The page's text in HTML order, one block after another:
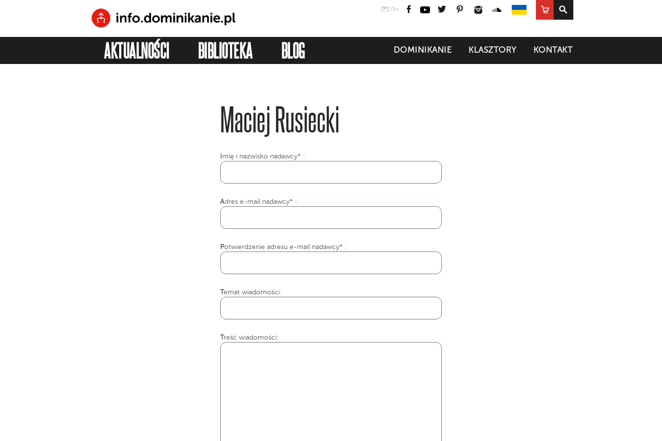
PocztaLogowanie
Facebook
YouTubeTwitterPinterestInstagramSoundCloud
UA
Sklep
AKTUALNOŚCI BIBLIOTEKA BLOG KONTAKT
KLASZTORY
DOMINIKANIE
Maciej Rusiecki
mię i nazwisko nadawcy* :
Adres e-mail nadawcy* :
Potwierdzenie adresu e-mail nadawcy* :
Temat wiadomości:
Treść wiadomości: